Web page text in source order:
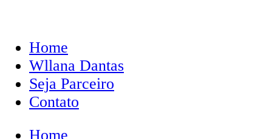
Home
Wllana Dantas
Seja Parceiro
Contato
Home